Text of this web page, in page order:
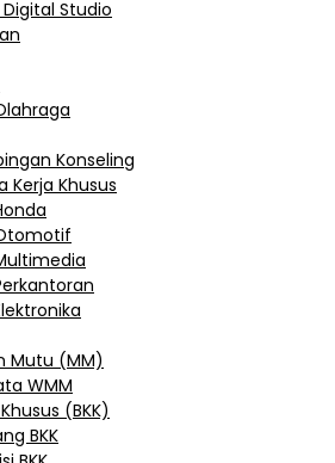
Studio
Konseling
Kerja Khusus
Mutu (MM)
WMM
(BKK)
BKK